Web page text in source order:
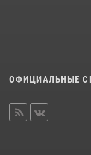
ОФИЦИАЛЬНЫЕ